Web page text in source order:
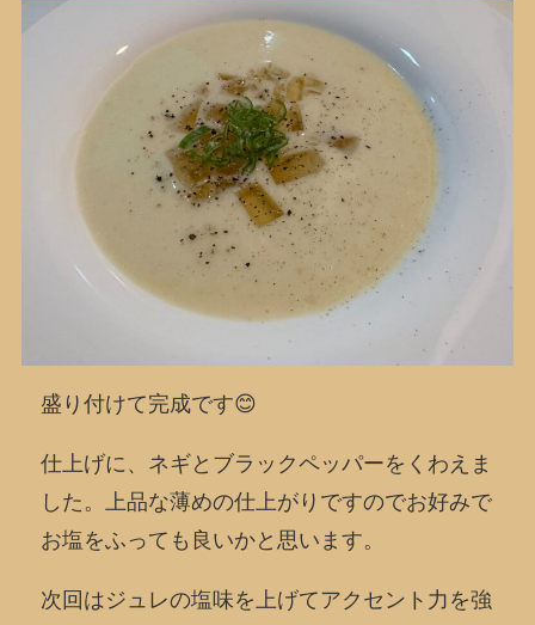
盛り付けて完成です😊
仕上げに、ネギとブラックペッパーをくわえま
した。上品な薄めの仕上がりですのでお好みで
お塩をふっても良いかと思います。
次回はジュレの塩味を上げてアクセント力を強